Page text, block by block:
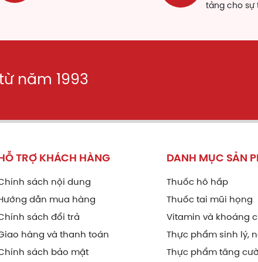
Mật nhân
Bạch thược 55mg
cao hỗn hợp dược liệu
Công dụng
Bổ Gan Tâm Bình hỗ trợ bổ gan và tăng cường chức
Hỗ trợ thanh nhiệt, giải độc gan, mát gan, bảo vệ
tảng cho sự
năm 1993
TRỢ KHÁCH HÀNG
sách nội dung
dẫn mua hàng
sách đổi trả
hàng và thanh toán
sách bảo mật
DANH MỤC SẢN
Thuốc hô hấp
Thuốc tai mũi họng
Vitamin và khoáng
Thực phẩm sinh lý,
Thực phẩm tăng